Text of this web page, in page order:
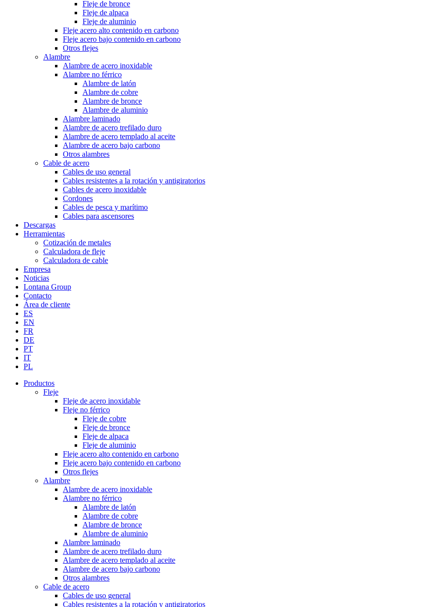
Fleje de bronce
Fleje de alpaca
Fleje de aluminio
Fleje acero alto contenido en carbono
Fleje acero bajo contenido en carbono
Otros flejes
Alambre
Alambre de acero inoxidable
Alambre no férrico
Alambre de latón
Alambre de cobre
Alambre de bronce
Alambre de aluminio
Alambre laminado
Alambre de acero trefilado duro
Alambre de acero templado al aceite
Alambre de acero bajo carbono
Otros alambres
Cable de acero
Cables de uso general
Cables resistentes a la rotación y antigiratorios
Cables de acero inoxidable
Cordones
Cables de pesca y marítimo
Cables para ascensores
Descargas
Herramientas
Cotización de metales
Calculadora de fleje
Calculadora de cable
Empresa
Noticias
Lontana Group
Contacto
Área de cliente
ES
EN
FR
DE
PT
IT
PL
Productos
Fleje
Fleje de acero inoxidable
Fleje no férrico
Fleje de cobre
Fleje de bronce
Fleje de alpaca
Fleje de aluminio
Fleje acero alto contenido en carbono
Fleje acero bajo contenido en carbono
Otros flejes
Alambre
Alambre de acero inoxidable
Alambre no férrico
Alambre de latón
Alambre de cobre
Alambre de bronce
Alambre de aluminio
Alambre laminado
Alambre de acero trefilado duro
Alambre de acero templado al aceite
Alambre de acero bajo carbono
Otros alambres
Cable de acero
Cables de uso general
Cables resistentes a la rotación y antigiratorios